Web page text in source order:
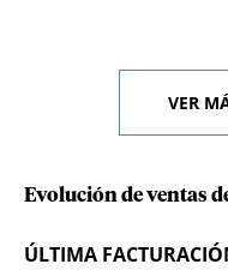
VER
Evolución de ventas
ÚLTIMA